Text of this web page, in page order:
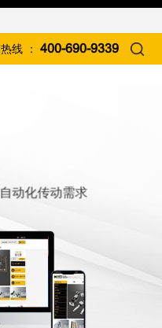
线 ： 400-690-9339
动化传动需求